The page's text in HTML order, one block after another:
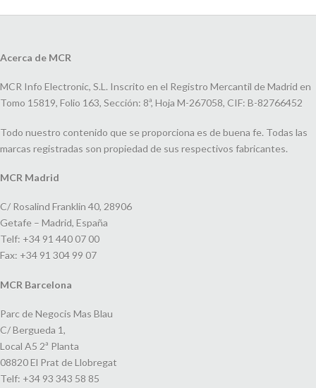
Acerca de MCR
MCR Info Electronic, S.L. Inscrito en el Registro Mercantil de Madrid en
Tomo 15819, Folio 163, Sección: 8ª, Hoja M-267058, CIF: B-82766452
Todo nuestro contenido que se proporciona es de buena fe. Todas las
marcas registradas son propiedad de sus respectivos fabricantes.
MCR Madrid
C/ Rosalind Franklin 40, 28906
Getafe – Madrid, España
Telf: +34 91 440 07 00
Fax: +34 91 304 99 07
MCR Barcelona
Parc de Negocis Mas Blau
C/ Bergueda 1,
Local A5 2ª Planta
08820 El Prat de Llobregat
Telf: +34 93 343 58 85